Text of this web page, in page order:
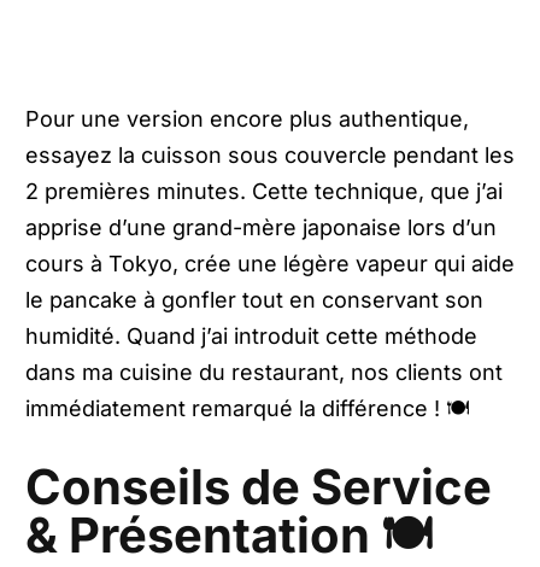
Pour une version encore plus authentique,
essayez la cuisson sous couvercle pendant les
2 premières minutes. Cette technique, que j’ai
apprise d’une grand-mère japonaise lors d’un
cours à Tokyo, crée une légère vapeur qui aide
le pancake à gonfler tout en conservant son
humidité. Quand j’ai introduit cette méthode
dans ma cuisine du restaurant, nos clients ont
immédiatement remarqué la différence ! 🍽️
Conseils de Service
& Présentation 🍽️